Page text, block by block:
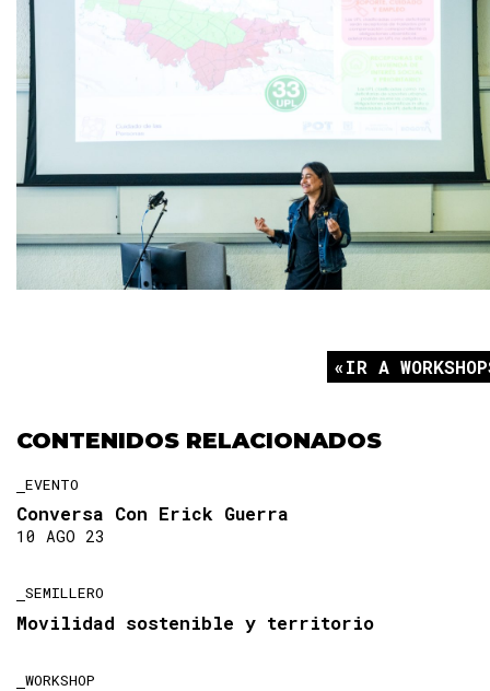
IR A
CONTENIDOS RELACIONADOS
EVENTO
Conversa Con Erick Guerra
10 AGO 23
SEMILLERO
Movilidad sostenible y territorio
WORKSHOP